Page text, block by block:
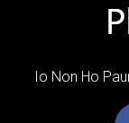
Io Non Ho